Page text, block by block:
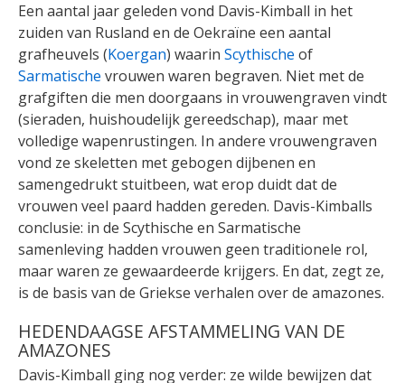
Een aantal jaar geleden vond Davis-Kimball in het
zuiden van Rusland en de Oekraïne een aantal
grafheuvels (Koergan) waarin Scythische of
Sarmatische vrouwen waren begraven. Niet met de
grafgiften die men doorgaans in vrouwengraven vindt
(sieraden, huishoudelijk gereedschap), maar met
volledige wapenrustingen. In andere vrouwengraven
vond ze skeletten met gebogen dijbenen en
samengedrukt stuitbeen, wat erop duidt dat de
vrouwen veel paard hadden gereden. Davis-Kimballs
conclusie: in de Scythische en Sarmatische
samenleving hadden vrouwen geen traditionele rol,
maar waren ze gewaardeerde krijgers. En dat, zegt ze,
is de basis van de Griekse verhalen over de amazones.
HEDENDAAGSE AFSTAMMELING VAN DE
AMAZONES
Davis-Kimball ging nog verder: ze wilde bewijzen dat